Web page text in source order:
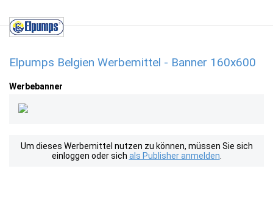
Elpumps Belgien Werbemittel - Banner 160x600
Werbebanner
Um dieses Werbemittel nutzen zu können, müssen Sie sich
einloggen oder sich als Publisher anmelden